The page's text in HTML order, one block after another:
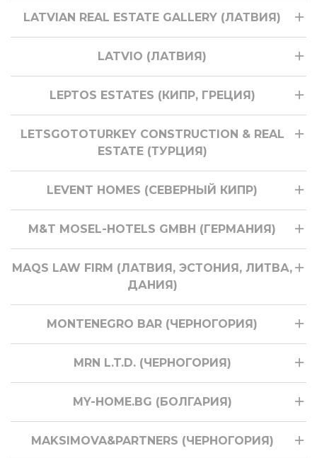
LATVIAN REAL ESTATE GALLERY (ЛАТВИЯ)
LATVIO (ЛАТВИЯ)
LEPTOS ESTATES (КИПР, ГРЕЦИЯ)
LETSGOTOTURKEY CONSTRUCTION & REAL
ESTATE (ТУРЦИЯ)
LEVENT HOMES (СЕВЕРНЫЙ КИПР)
M&T MOSEL-HOTELS GMBH (ГЕРМАНИЯ)
MAQS LAW FIRM (ЛАТВИЯ, ЭСТОНИЯ, ЛИТВА,
ДАНИЯ)
MONTENEGRO BAR (ЧЕРНОГОРИЯ)
MRN L.T.D. (ЧЕРНОГОРИЯ)
MY-HOME.BG (БОЛГАРИЯ)
MAKSIMOVA&PARTNERS (ЧЕРНОГОРИЯ)